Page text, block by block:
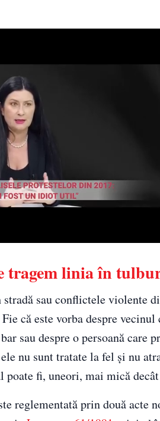
tragem linia în
sau conflictele violente
că este vorba despre
sau despre o persoană care
nu sunt tratate la fel și nu
fi, uneori, mai mică
reglementată prin două acte